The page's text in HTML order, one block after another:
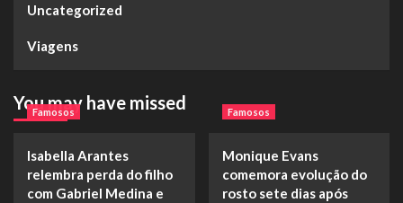
Uncategorized
Viagens
You may have missed
Famosos
Isabella Arantes
relembra perda do filho
com Gabriel Medina e
Famosos
Monique Evans
comemora evolução do
rosto sete dias após